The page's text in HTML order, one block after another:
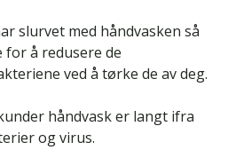
slurvet med håndvasken så
å redusere de
ved å tørke de av deg.
håndvask er langt ifra
og virus.